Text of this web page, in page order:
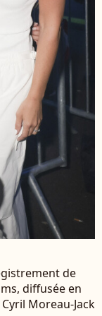
de
diffusée en
Moreau-Jack